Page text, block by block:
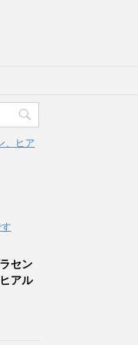
、ヒア
セン
アル